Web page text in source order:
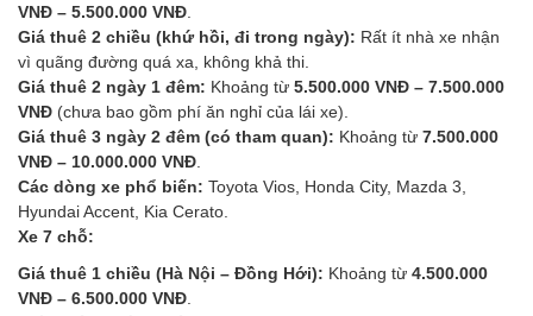
VNĐ – 5.500.000 VNĐ
Giá thuê 2 chiều (khứ hồi, đi trong ngày): Rất ít nhà xe nhận
vì quãng đường quá xa, không khả thi.
Giá thuê 2 ngày 1 đêm: Khoảng từ 5.500.000 VNĐ – 7.500.000
VNĐ (chưa bao gồm phí ăn nghỉ của lái xe).
Giá thuê 3 ngày 2 đêm (có tham quan): Khoảng từ 7.500.000
VNĐ – 10.000.000 VNĐ
Các dòng xe phổ biến: Toyota Vios, Honda City, Mazda 3,
Hyundai Accent, Kia Cerato.
Xe 7 chỗ:
Giá thuê 1 chiều (Hà Nội – Đồng Hới): Khoảng từ 4.500.000
VNĐ – 6.500.000 VNĐ